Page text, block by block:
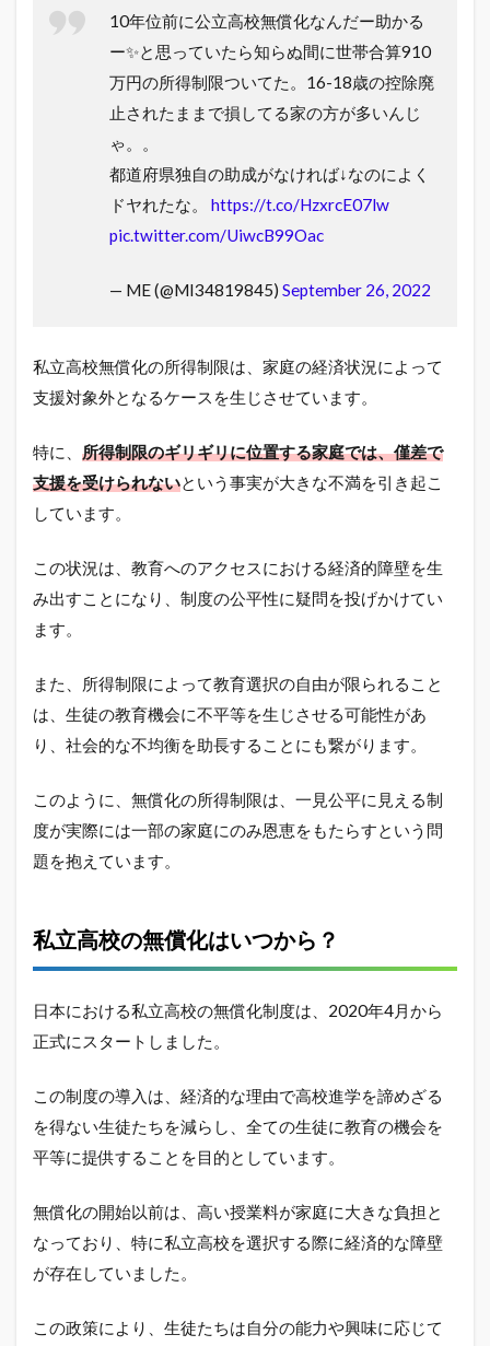
10年位前に公立高校無償化なんだー助かる
ー✨と思っていたら知らぬ間に世帯合算910
万円の所得制限ついてた。16-18歳の控除廃
止されたままで損してる家の方が多いんじ
ゃ。。
都道府県独自の助成がなければ↓なのによく
ドヤれたな。 https://t.co/HzxrcE07lw
pic.twitter.com/UiwcB99Oac
— ME (@MI34819845) September 26, 2022
私立高校無償化の所得制限は、家庭の経済状況によって
支援対象外となるケースを生じさせています。
特に、 所得制限のギリギリに位置する家庭では、僅差で
支援を受けられないという事実が大きな不満を引き起こ
しています。
この状況は、教育へのアクセスにおける経済的障壁を生
み出すことになり、制度の公平性に疑問を投げかけてい
ます。
また、所得制限によって教育選択の自由が限られること
は、生徒の教育機会に不平等を生じさせる可能性があ
り、社会的な不均衡を助長することにも繋がります。
このように、無償化の所得制限は、一見公平に見える制
度が実際には一部の家庭にのみ恩恵をもたらすという問
題を抱えています。
私立高校の無償化はいつから？
日本における私立高校の無償化制度は、2020年4月から
正式にスタートしました。
この制度の導入は、経済的な理由で高校進学を諦めざる
を得ない生徒たちを減らし、全ての生徒に教育の機会を
平等に提供することを目的としています。
無償化の開始以前は、高い授業料が家庭に大きな負担と
なっており、特に私立高校を選択する際に経済的な障壁
が存在していました。
この政策により、生徒たちは自分の能力や興味に応じて